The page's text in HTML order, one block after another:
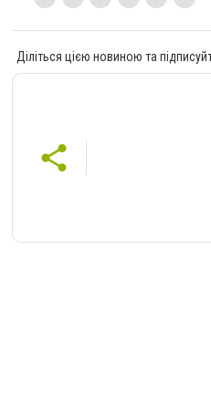
Діліться цією новиною та